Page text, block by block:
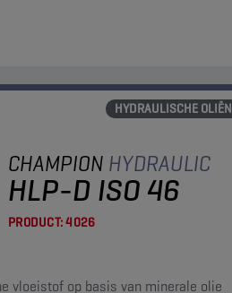
HYDRAULISCHE OLIËN
CHAMPION HYDRAULIC
HLP-D ISO 46
PRODUCT:4026
vloeistof op basis van minerale olie